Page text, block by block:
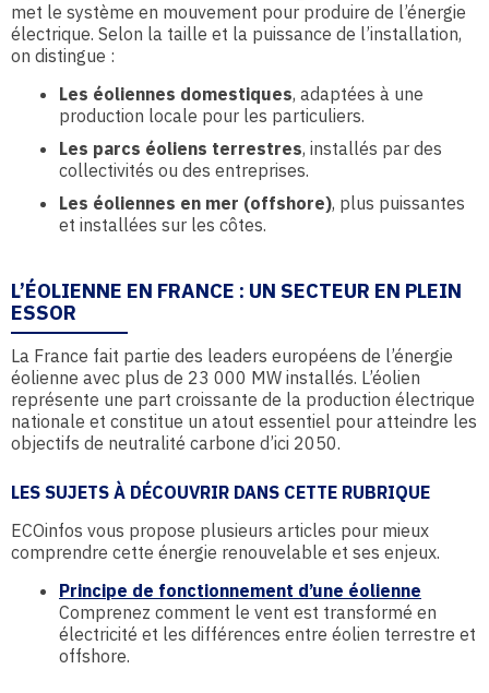
met le système en mouvement pour produire de l’énergie
électrique. Selon la taille et la puissance de l’installation,
on distingue :
Les éoliennes domestiques, adaptées à une
production locale pour les particuliers.
Les parcs éoliens terrestres, installés par des
collectivités ou des entreprises.
Les éoliennes en mer (offshore), plus puissantes
et installées sur les côtes.
L’ÉOLIENNE EN FRANCE : UN SECTEUR EN PLEIN
ESSOR
La France fait partie des leaders européens de l’énergie
éolienne avec plus de 23 000 MW installés. L’éolien
représente une part croissante de la production électrique
nationale et constitue un atout essentiel pour atteindre les
objectifs de neutralité carbone d’ici 2050.
LES SUJETS À DÉCOUVRIR DANS CETTE RUBRIQUE
ECOinfos vous propose plusieurs articles pour mieux
comprendre cette énergie renouvelable et ses enjeux.
Principe de fonctionnement d’une éolienne
Comprenez comment le vent est transformé en
électricité et les différences entre éolien terrestre et
offshore.